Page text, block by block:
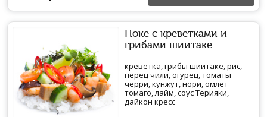
Поке с креветками и
грибами шиитаке
креветка, грибы шиитаке, рис,
перец чили, огурец, томаты
черри, кунжут, нори, омлет
томаго, лайм, соус Терияки,
дайкон кресс